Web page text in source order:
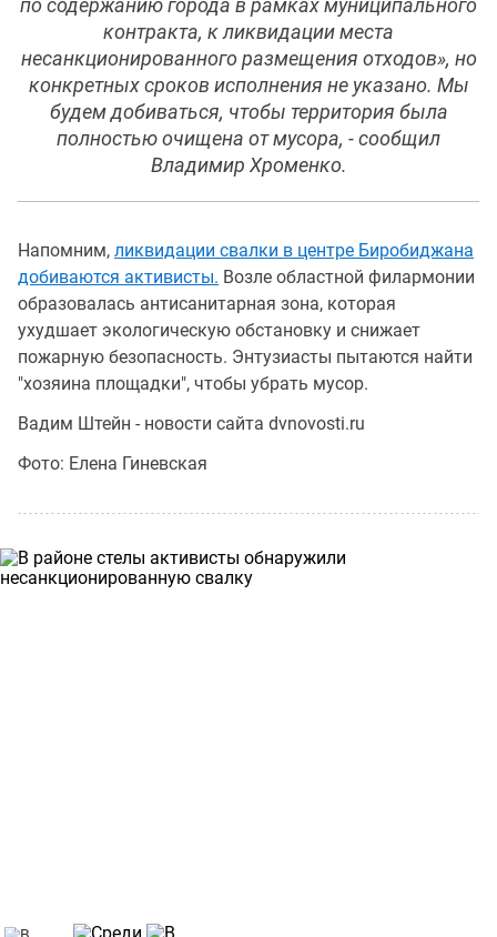
по содержанию города в рамках муниципального
контракта, к ликвидации места
несанкционированного размещения отходов», но
конкретных сроков исполнения не указано. Мы
будем добиваться, чтобы территория была
полностью очищена от мусора, - сообщил
Владимир Хроменко.
Напомним, ликвидации свалки в центре Биробиджана
добиваются активисты. Возле областной филармонии
образовалась антисанитарная зона, которая
ухудшает экологическую обстановку и снижает
пожарную безопасность. Энтузиасты пытаются найти
"хозяина площадки", чтобы убрать мусор.
Вадим Штейн - новости сайта dvnovosti.ru
Фото: Елена Гиневская